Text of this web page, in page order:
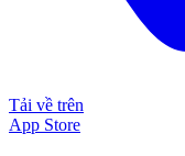
Tải về trên
App Store